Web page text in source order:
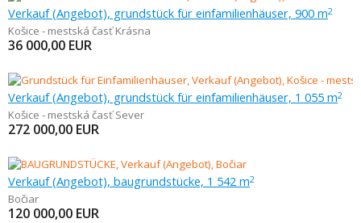
Verkauf (Angebot), grundstück für einfamilienhäuser, 900 m2
Košice - mestská časť Krásna
36 000,00 EUR
Verkauf (Angebot), grundstück für einfamilienhäuser, 1 055 m2
Košice - mestská časť Sever
272 000,00 EUR
Verkauf (Angebot), baugrundstücke, 1 542 m2
Bočiar
120 000,00 EUR